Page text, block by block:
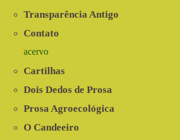
Transparência Antigo
Contato
acervo
Cartilhas
Dois Dedos de Prosa
Prosa Agroecológica
O Candeeiro